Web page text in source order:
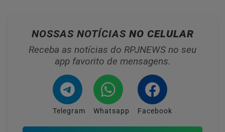
NOSSAS NOTÍCIAS NO CELULAR
Receba as notícias do RPJNEWS no seu
app favorito de mensagens.
Telegram Whatsapp Facebook